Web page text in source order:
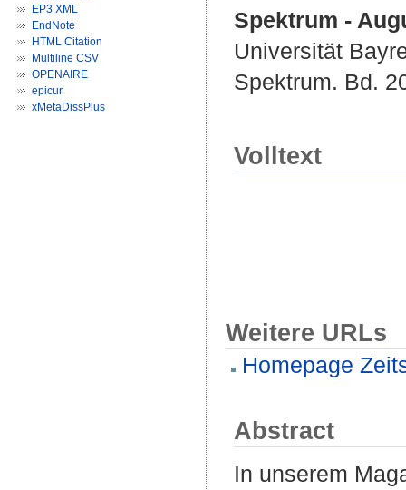
EP3 XML
EndNote
HTML Citation
Multiline CSV
OPENAIRE
epicur
xMetaDissPlus
Spektrum -
Universität
Spektrum. Bd.
Volltext
Weitere URLs
Homepage
Abstract
In unserem